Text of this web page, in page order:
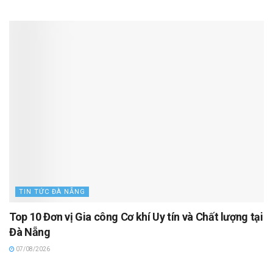
TIN TỨC ĐÀ NẴNG
Top 10 Đơn vị Gia công Cơ khí Uy tín và Chất lượng tại
Đà Nẵng
07/08/2026